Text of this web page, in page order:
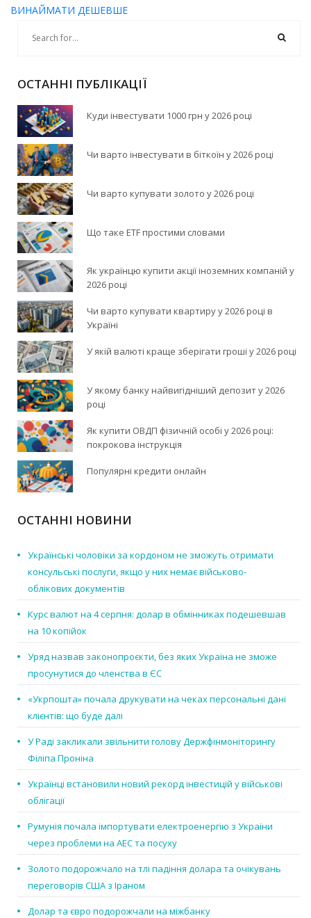
ВИНАЙМАТИ ДЕШЕВШЕ
ОСТАННІ ПУБЛІКАЦІЇ
Куди інвестувати 1000 грн у 2026 році
Чи варто інвестувати в біткоїн у 2026 році
Чи варто купувати золото у 2026 році
Що таке ETF простими словами
Як українцю купити акції іноземних компаній у
2026 році
Чи варто купувати квартиру у 2026 році в
Україні
У якій валюті краще зберігати гроші у 2026 році
У якому банку найвигідніший депозит у 2026
році
Як купити ОВДП фізичній особі у 2026 році:
покрокова інструкція
Популярні кредити онлайн
ОСТАННІ НОВИНИ
Українські чоловіки за кордоном не зможуть отримати
консульські послуги, якщо у них немає військово-
облікових документів
Курс валют на 4 серпня: долар в обмінниках подешевшав
на 10 копійок
Уряд назвав законопроєкти, без яких Україна не зможе
просунутися до членства в ЄС
«Укрпошта» почала друкувати на чеках персональні дані
клієнтів: що буде далі
У Раді закликали звільнити голову Держфінмоніторингу
Філіпа Проніна
Українці встановили новий рекорд інвестицій у військові
облігації
Румунія почала імпортувати електроенергію з України
через проблеми на АЕС та посуху
Золото подорожчало на тлі падіння долара та очікувань
переговорів США з Іраном
Долар та євро подорожчали на міжбанку